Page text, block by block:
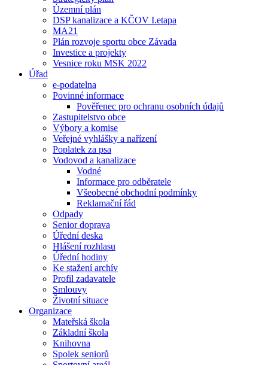
Územní plán
DSP kanalizace a KČOV I.etapa
MA21
Plán rozvoje sportu obce Závada
Investice a projekty
Vesnice roku MSK 2022
Úřad
e-podatelna
Povinné informace
Pověřenec pro ochranu osobních údajů
Zastupitelstvo obce
Výbory a komise
Veřejné vyhlášky a nařízení
Poplatek za psa
Vodovod a kanalizace
Vodné
Informace pro odběratele
Všeobecné obchodní podmínky
Reklamační řád
Odpady
Senior doprava
Úřední deska
Hlášení rozhlasu
Úřední hodiny
Ke stažení archív
Profil zadavatele
Smlouvy
Životní situace
Organizace
Mateřská škola
Základní škola
Knihovna
Spolek seniorů